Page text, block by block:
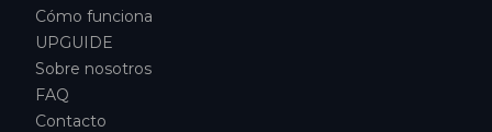
Cómo funciona
UPGUIDE
Sobre nosotros
FAQ
Contacto